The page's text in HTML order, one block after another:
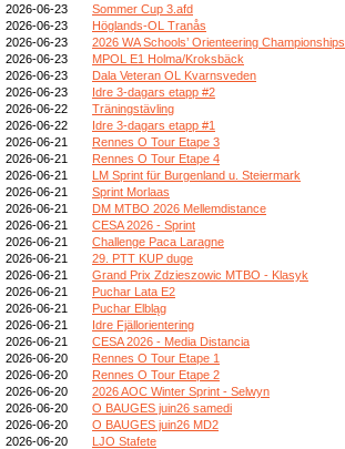
2026-06-23
Sommer Cup 3.afd
2026-06-23
Höglands-OL Tranås
2026-06-23
2026 WA Schools’ Orienteering Championships
2026-06-23
MPOL E1 Holma/Kroksbäck
2026-06-23
Dala Veteran OL Kvarnsveden
2026-06-23
Idre 3-dagars etapp #2
2026-06-22
Träningstävling
2026-06-22
Idre 3-dagars etapp #1
2026-06-21
Rennes O Tour Etape 3
2026-06-21
Rennes O Tour Etape 4
2026-06-21
LM Sprint für Burgenland u. Steiermark
2026-06-21
Sprint Morlaas
2026-06-21
DM MTBO 2026 Mellemdistance
2026-06-21
CESA 2026 - Sprint
2026-06-21
Challenge Paca Laragne
2026-06-21
29. PTT KUP duge
2026-06-21
Grand Prix Zdzieszowic MTBO - Klasyk
2026-06-21
Puchar Lata E2
2026-06-21
Puchar Elbląg
2026-06-21
Idre Fjällorientering
2026-06-21
CESA 2026 - Media Distancia
2026-06-20
Rennes O Tour Etape 1
2026-06-20
Rennes O Tour Etape 2
2026-06-20
2026 AOC Winter Sprint - Selwyn
2026-06-20
O BAUGES juin26 samedi
2026-06-20
O BAUGES juin26 MD2
2026-06-20
LJO Stafete